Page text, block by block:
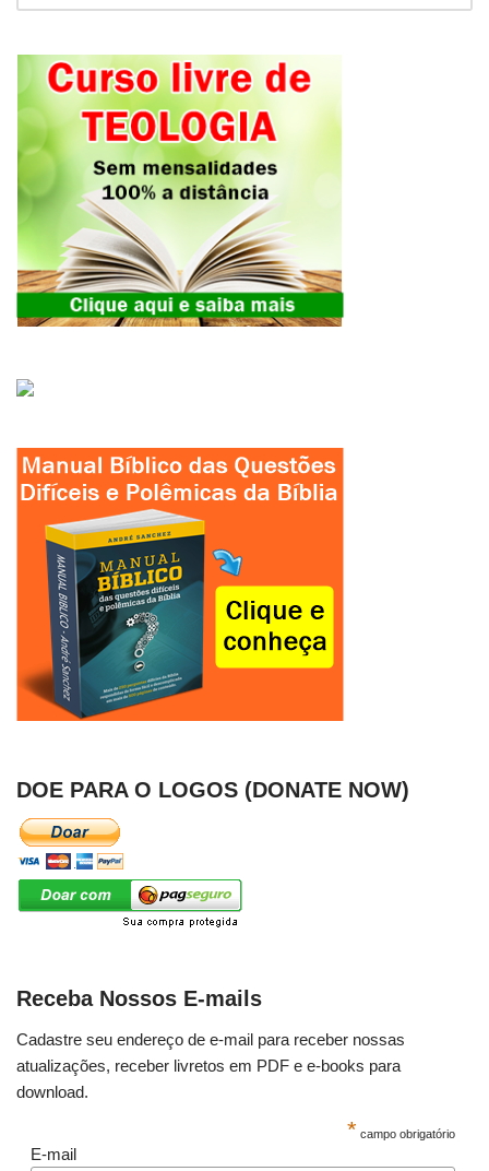
DOE PARA O LOGOS (DONATE NOW)
Receba Nossos E-mails
Cadastre seu endereço de e-mail para receber nossas
atualizações, receber livretos em PDF e e-books para
download.
* campo obrigatório
E-mail